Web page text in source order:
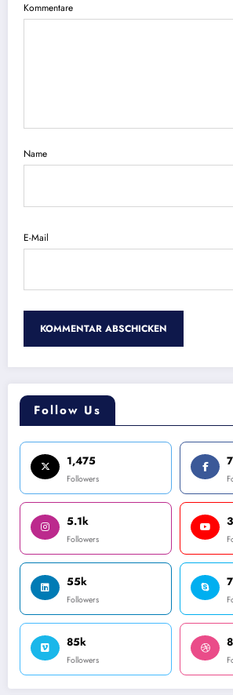
Kommentare
Name
E-Mail
Follow Us
1,475
Followers
5.1k
Followers
55k
Followers
85k
Followers